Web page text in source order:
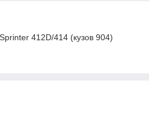
412D/414 (кузов 904)